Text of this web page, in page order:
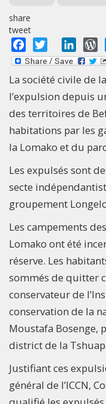
share
tweet
Facebook
Twitter
La société civile de
l’expulsion depuis
des territoires de
habitations par les
la Lomako et du
Les expulsés sont
secte
groupement
Les campements
Lomako ont été
réserve. Les
sommés de quitter
conservateur de
conservation de la
Moustafa Bosenge,
district de la
Justifiant ces
général de l’ICCN,